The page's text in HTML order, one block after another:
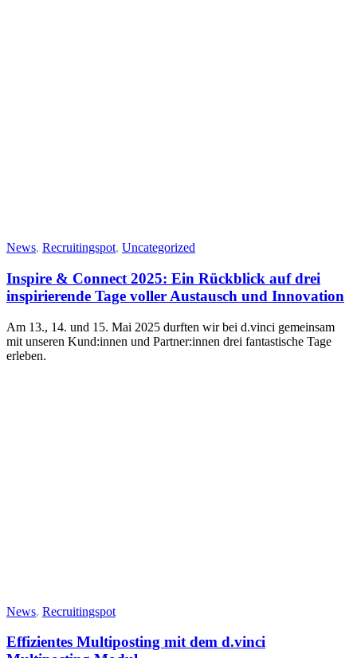
News, Recruitingspot, Uncategorized
Inspire & Connect 2025: Ein Rückblick auf drei
inspirierende Tage voller Austausch und Innovation
Am 13., 14. und 15. Mai 2025 durften wir bei d.vinci gemeinsam
mit unseren Kund:innen und Partner:innen drei fantastische Tage
erleben.
News, Recruitingspot
Effizientes Multiposting mit dem d.vinci